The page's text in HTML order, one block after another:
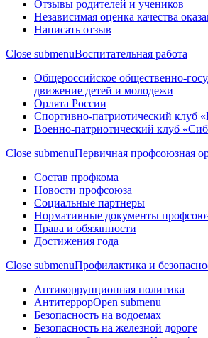
Отзывы родителей и учеников
Независимая оценка качества
Написать отзыв
Close submenuВоспитательная работа
Общероссийское общественно-
движение детей и молодежи
Орлята России
Спортивно-патриотический
Военно-патриотический клуб
Close submenuПервичная профсоюзная
Состав профкома
Новости профсоюза
Социальные партнеры
Нормативные документы
Права и обязанности
Достижения года
Close submenuПрофилактика и
Антикоррупционная политика
АнтитеррорOpen submenu
Безопасность на водоемах
Безопасность на железной дороге